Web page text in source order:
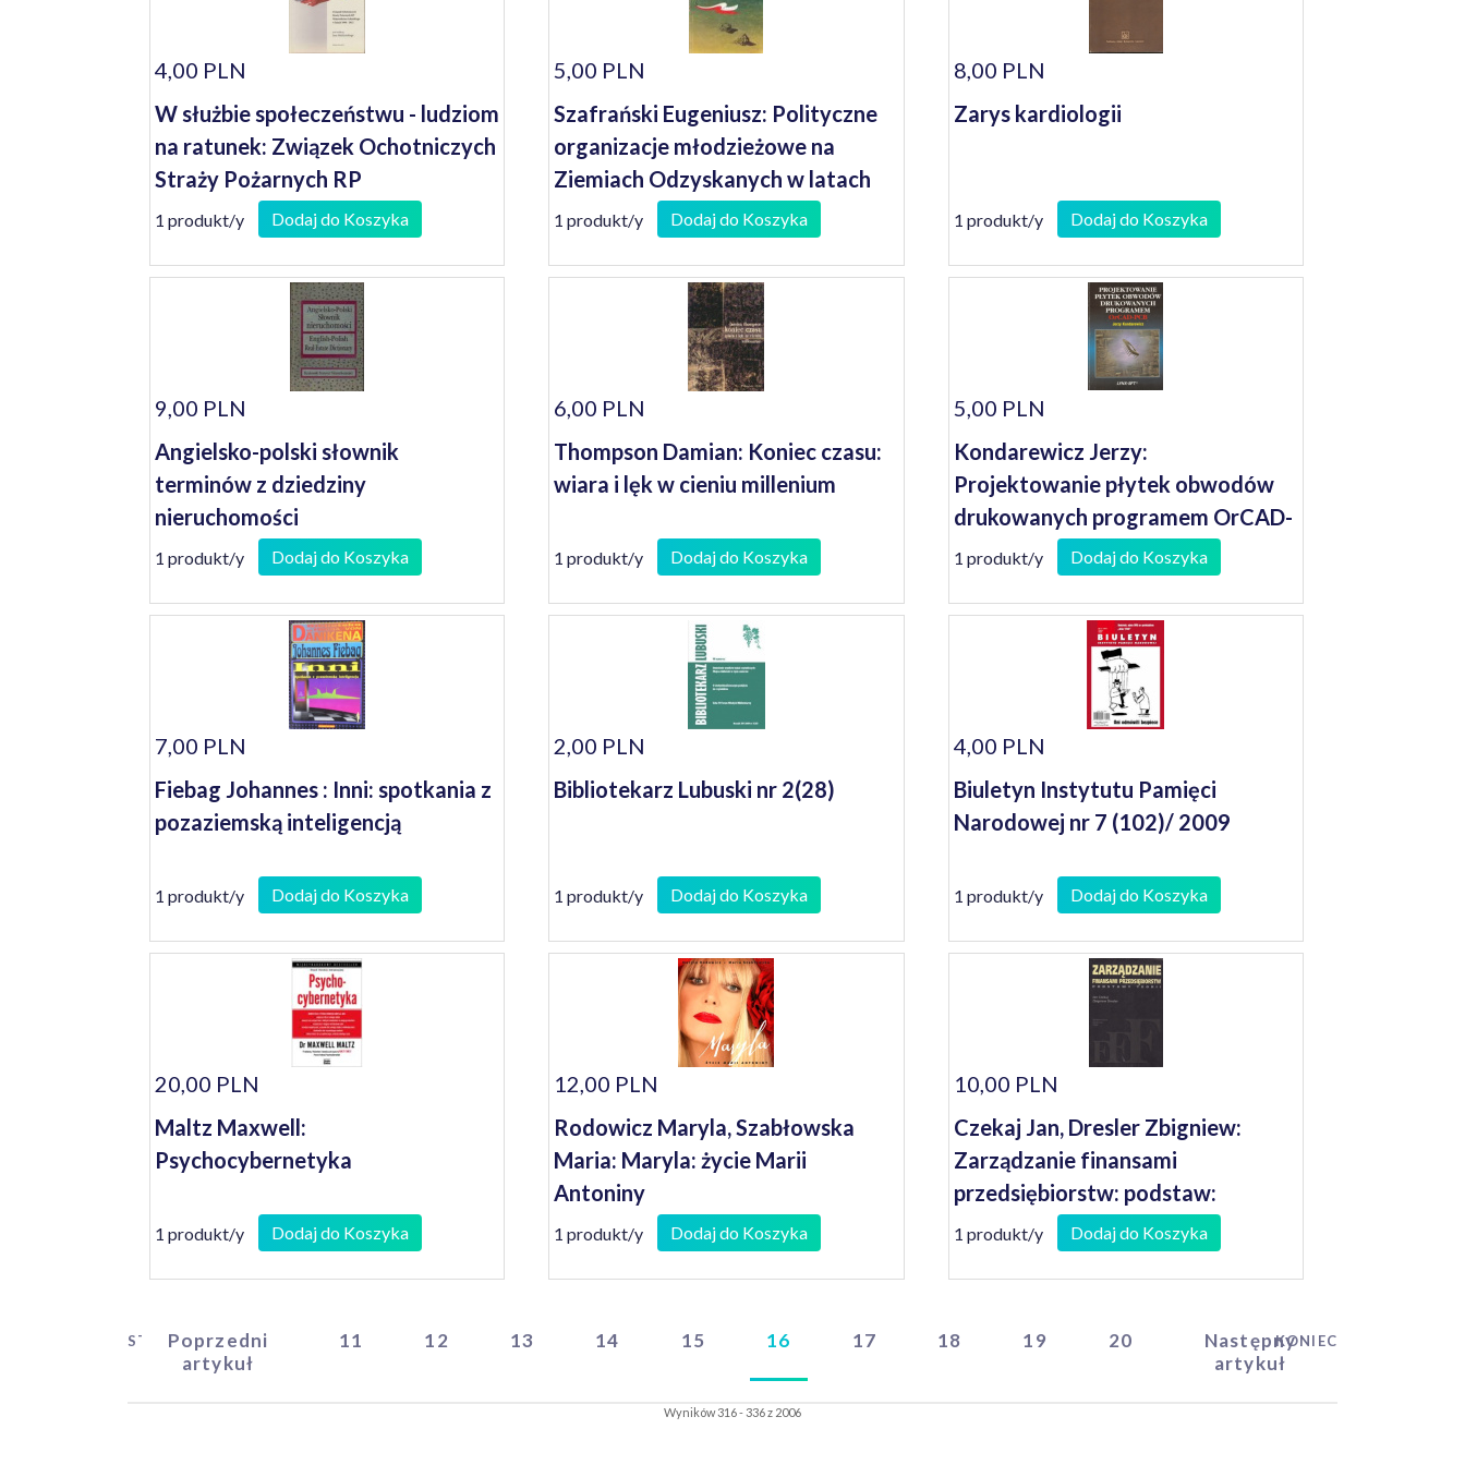
4,00 PLN
W służbie społeczeństwu - ludziom
na ratunek: Związek Ochotniczych
Straży Pożarnych RP
Województwa Lubuskiego w
latach 1998-2012
1 produkt/y Dodaj do Koszyka
5,00 PLN
Szafrański Eugeniusz: Polityczne
organizacje młodzieżowe na
Ziemiach Odzyskanych w latach
1945-1948
1 produkt/y Dodaj do Koszyka
8,00 PLN
Zarys kardiologii
1 produkt/y Dodaj do Koszyka
9,00 PLN
Angielsko-polski słownik
terminów z dziedziny
nieruchomości
1 produkt/y Dodaj do Koszyka
6,00 PLN
Thompson Damian: Koniec czasu:
wiara i lęk w cieniu millenium
1 produkt/y Dodaj do Koszyka
5,00 PLN
Kondarewicz Jerzy:
Projektowanie płytek obwodów
drukowanych programem OrCAD-
PCB
1 produkt/y Dodaj do Koszyka
7,00 PLN
Fiebag Johannes : Inni: spotkania z
pozaziemską inteligencją
1 produkt/y Dodaj do Koszyka
2,00 PLN
Bibliotekarz Lubuski nr 2(28)
1 produkt/y Dodaj do Koszyka
4,00 PLN
Biuletyn Instytutu Pamięci
Narodowej nr 7 (102)/ 2009
1 produkt/y Dodaj do Koszyka
20,00 PLN
Maltz Maxwell:
Psychocybernetyka
1 produkt/y Dodaj do Koszyka
12,00 PLN
Rodowicz Maryla, Szabłowska
Maria: Maryla: życie Marii
Antoniny
1 produkt/y Dodaj do Koszyka
10,00 PLN
Czekaj Jan, Dresler Zbigniew:
Zarządzanie finansami
przedsiębiorstw: podstaw:
podstawy teorii teorii
1 produkt/y Dodaj do Koszyka
STARTPoprzedni
artykuł
11 12 13 14 15 16 17 18 19 20
Następny
artykuł
KONIEC
Wyników 316 - 336 z 2006